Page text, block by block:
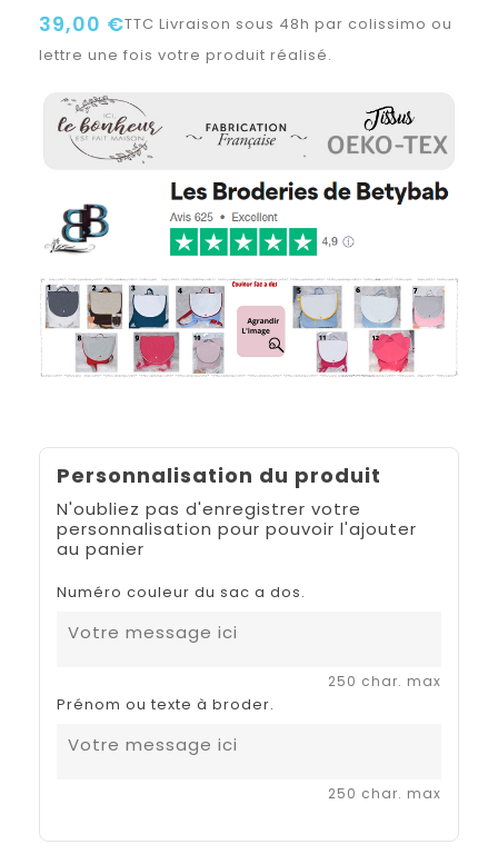
39,00 €TTC Livraison sous 48h par colissimo ou
lettre une fois votre produit réalisé.
Personnalisation du produit
N'oubliez pas d'enregistrer votre
personnalisation pour pouvoir l'ajouter
au panier
Numéro couleur du sac a dos.
250 char. max
Prénom ou texte à broder.
250 char. max